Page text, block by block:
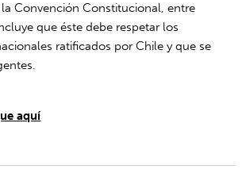
Convención Constitucional, entre
que éste debe respetar los
ratificados por Chile y que se
aquí